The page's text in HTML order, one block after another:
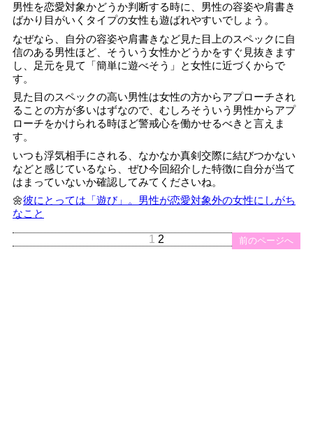
男性を恋愛対象かどうか判断する時に、男性の容姿や肩書き
ばかり目がいくタイプの女性も遊ばれやすいでしょう。
なぜなら、自分の容姿や肩書きなど見た目上のスペックに自
信のある男性ほど、そういう女性かどうかをすぐ見抜きます
し、足元を見て「簡単に遊べそう」と女性に近づくからで
す。
見た目のスペックの高い男性は女性の方からアプローチされ
ることの方が多いはずなので、むしろそういう男性からアプ
ローチをかけられる時ほど警戒心を働かせるべきと言えま
す。
いつも浮気相手にされる、なかなか真剣交際に結びつかない
などと感じているなら、ぜひ今回紹介した特徴に自分が当て
はまっていないか確認してみてくださいね。
🌼彼にとっては「遊び」。男性が恋愛対象外の女性にしがち
なこと
前のページへ
1 2